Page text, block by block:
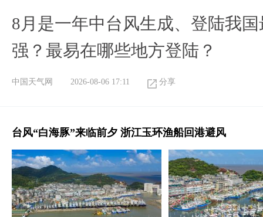
8月是一年中台风生成、登陆我
强？最易在哪些地方登陆？
中国天气网 2026-08-06 17:11 分享
台风“白海豚”来临前夕 浙江玉环渔船回港避风